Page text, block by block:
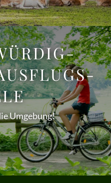
Umgebung!